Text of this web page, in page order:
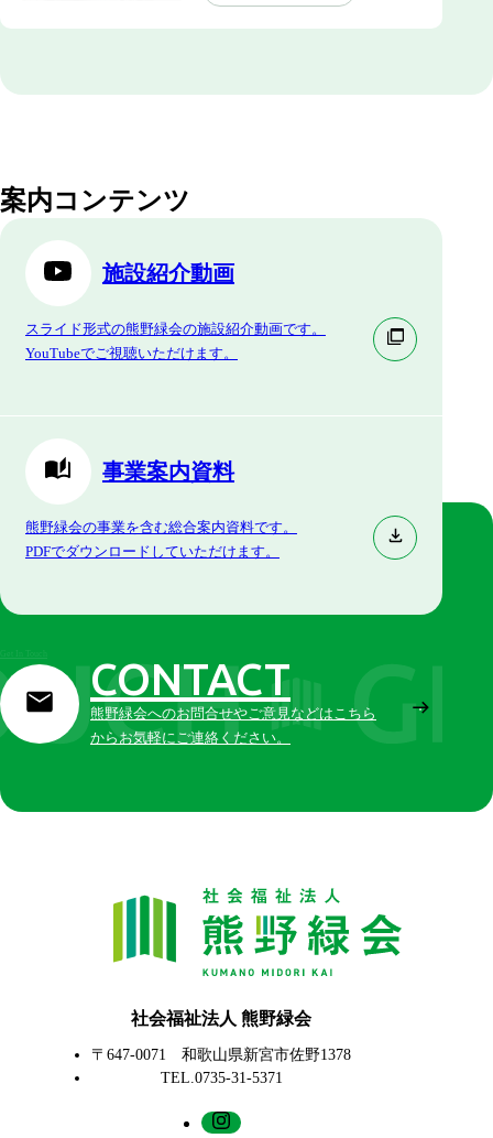
案内コンテンツ
施設紹介動画
スライド形式の熊野緑会の施設紹介動画です。
YouTubeでご視聴いただけます。
事業案内資料
熊野緑会の事業を含む総合案内資料です。
PDFでダウンロードしていただけます。
CONTACT
熊野緑会へのお問合せやご意見などはこちら
からお気軽にご連絡ください。
社会福祉法人 熊野緑会
〒647-0071 和歌山県新宮市佐野1378
TEL.0735-31-5371